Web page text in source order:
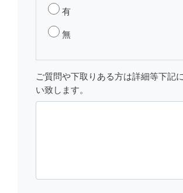
有
無
ご質問や下取りある方は詳細等下記
い致します。